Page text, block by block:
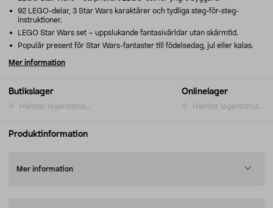
Butikslager
Hämtar lagerstatus...
Onlinelager
Hämtar lagerstatus...
92 LEGO-delar, 3 Star Wars karaktärer och tydliga steg-för-steg-
instruktioner.
LEGO Star Wars set – uppslukande fantasivärldar utan skärmtid.
Populär present för Star Wars-fantaster till födelsedag, jul eller kalas.
Mer information
Produktinformation
Mer information